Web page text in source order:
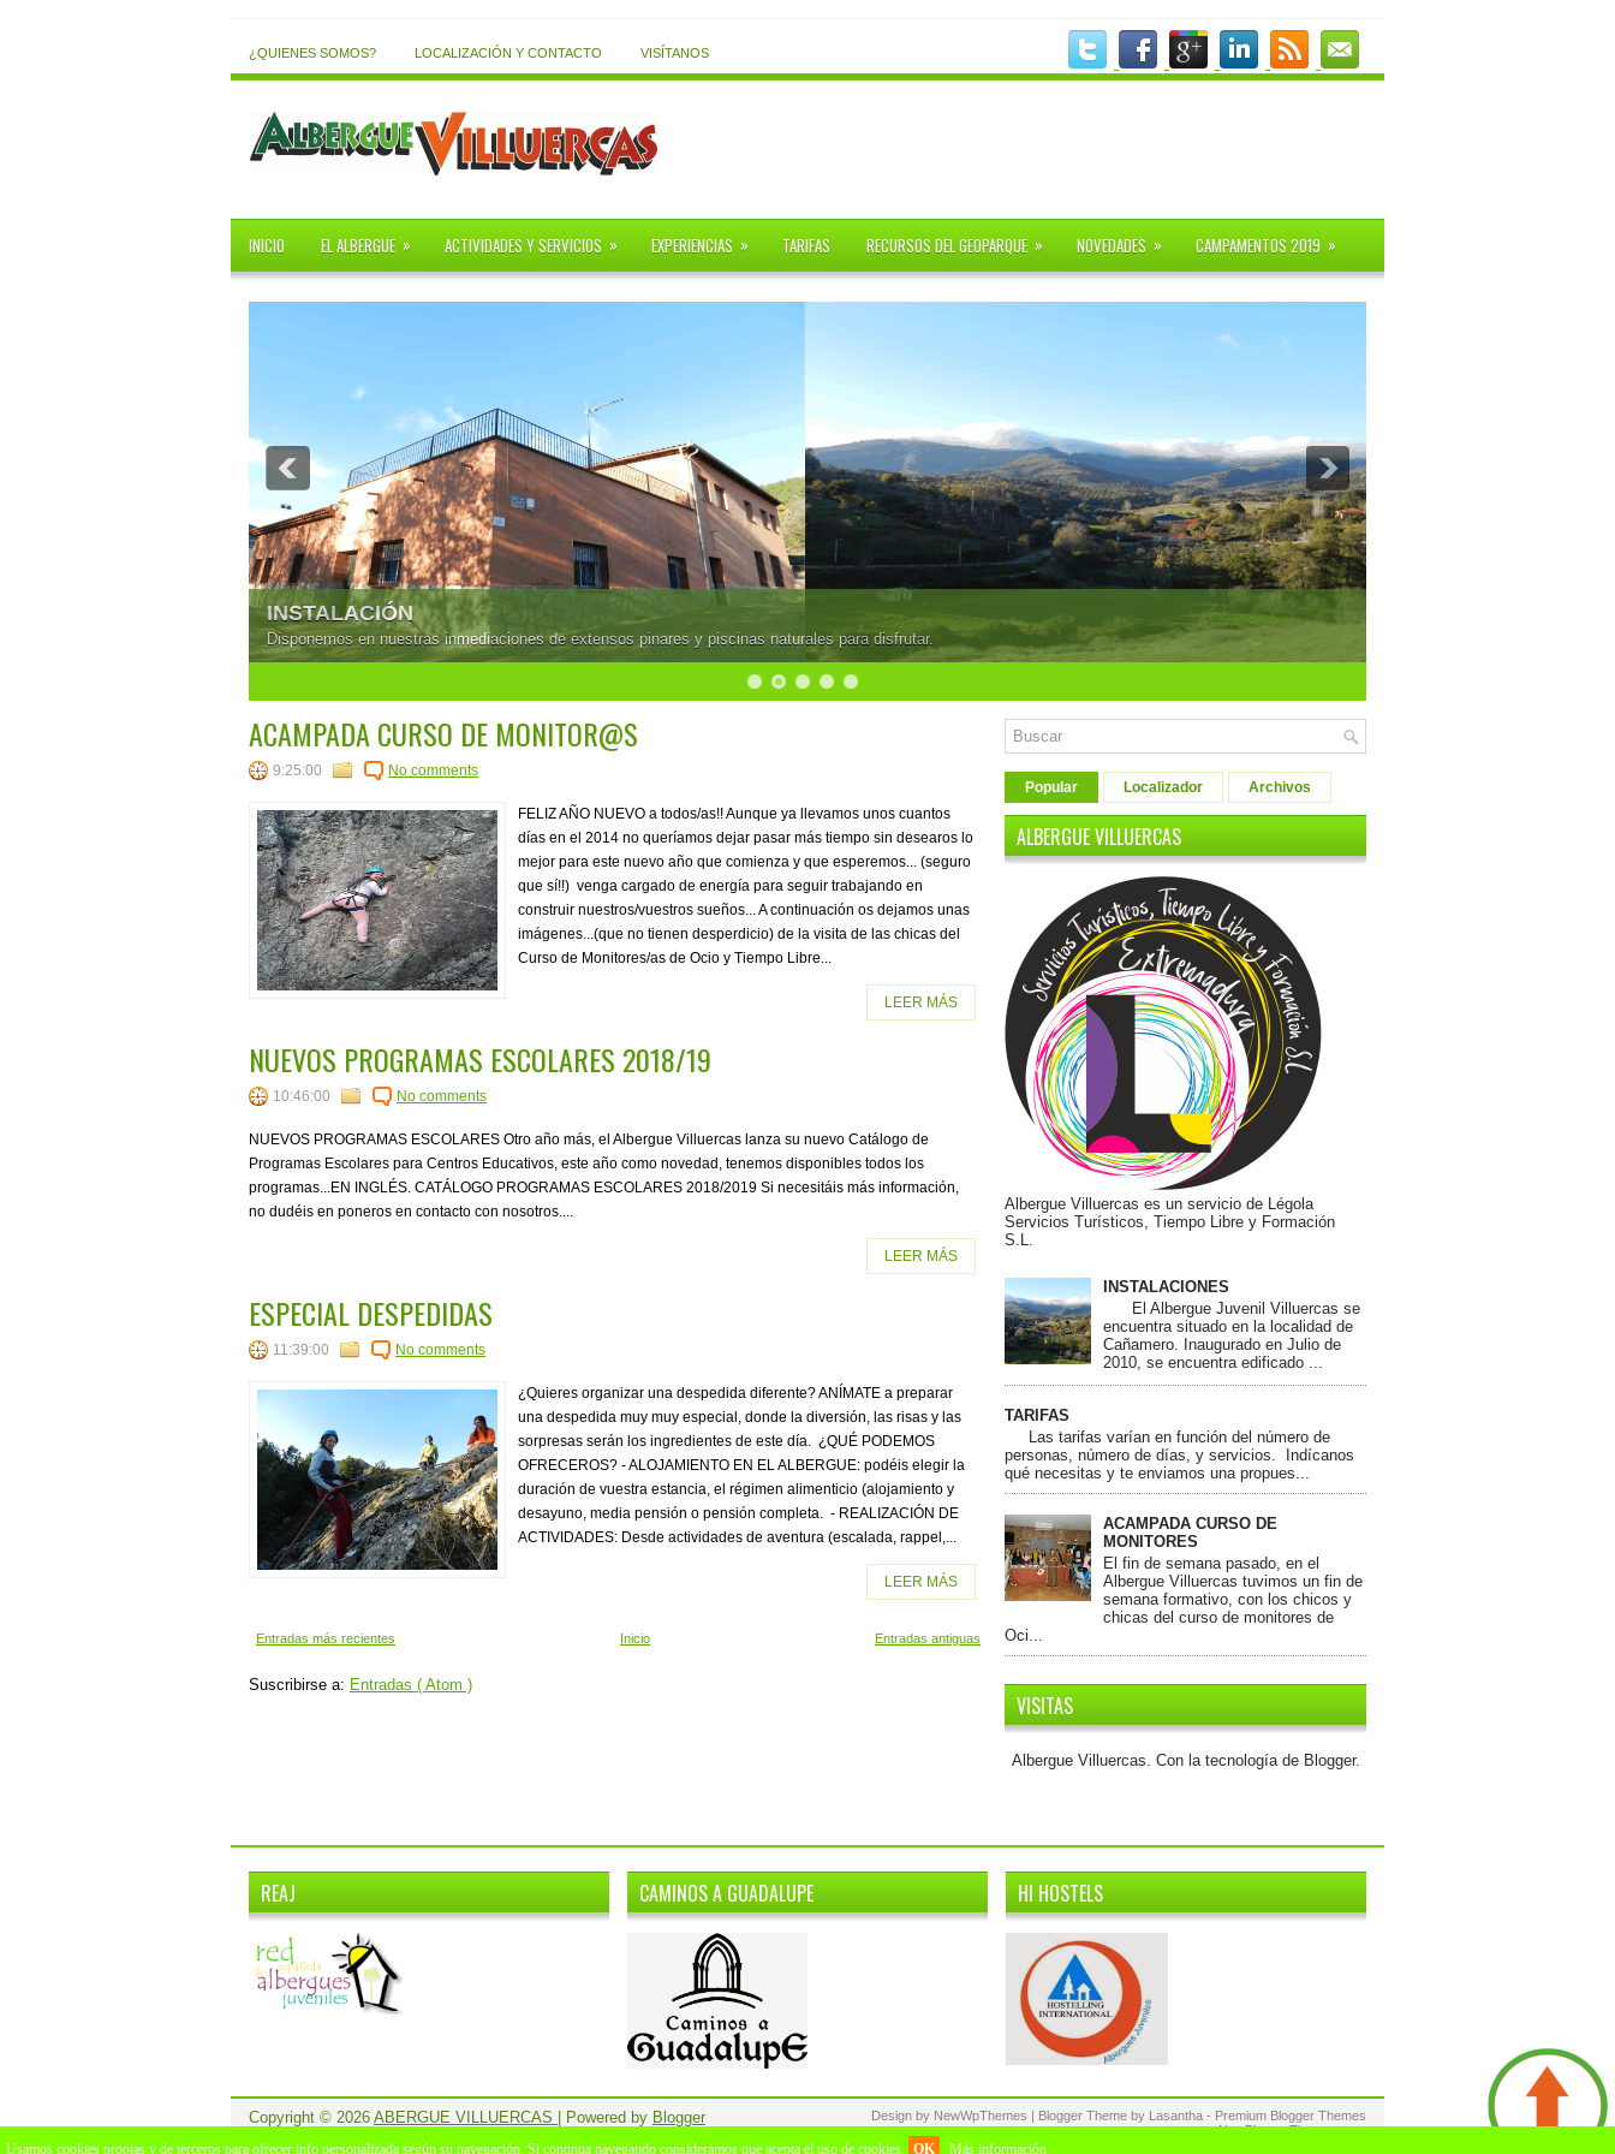
¿QUIENES SOMOS? LOCALIZACIÓN Y CONTACTO VISÍTANOS
INICIO EL ALBERGUE » ACTIVIDADES Y SERVICIOS » EXPERIENCIAS » TARIFAS RECURSOS DEL GEOPARQUE » NOVEDADES » CAMPAMENTOS 2019 »
INSTALACIÓN
Disponemos en nuestras inmediaciones de extensos pinares y piscinas naturales para disfrutar.
ACAMPADA CURSO DE MONITOR@S
9:25:00 No comments
FELIZ AÑO NUEVO a todos/as!! Aunque ya llevamos unos cuantos
días en el 2014 no queríamos dejar pasar más tiempo sin desearos lo
mejor para este nuevo año que comienza y que esperemos... (seguro
que sí!!) venga cargado de energía para seguir trabajando en
construir nuestros/vuestros sueños... A continuación os dejamos unas
imágenes...(que no tienen desperdicio) de la visita de las chicas del
Curso de Monitores/as de Ocio y Tiempo Libre...
LEER MÁS
NUEVOS PROGRAMAS ESCOLARES 2018/19
10:46:00 No comments
NUEVOS PROGRAMAS ESCOLARES Otro año más, el Albergue Villuercas lanza su nuevo Catálogo de
Programas Escolares para Centros Educativos, este año como novedad, tenemos disponibles todos los
programas...EN INGLÉS. CATÁLOGO PROGRAMAS ESCOLARES 2018/2019 Si necesitáis más información,
no dudéis en poneros en contacto con nosotros....
LEER MÁS
ESPECIAL DESPEDIDAS
11:39:00 No comments
¿Quieres organizar una despedida diferente? ANÍMATE a preparar
una despedida muy muy especial, donde la diversión, las risas y las
sorpresas serán los ingredientes de este día. ¿QUÉ PODEMOS
OFRECEROS? - ALOJAMIENTO EN EL ALBERGUE: podéis elegir la
duración de vuestra estancia, el régimen alimenticio (alojamiento y
desayuno, media pensión o pensión completa. - REALIZACIÓN DE
ACTIVIDADES: Desde actividades de aventura (escalada, rappel,...
LEER MÁS
Entradas más recientes Entradas antiguas
Inicio
Suscribirse a: Entradas ( Atom )
Popular Localizador Archivos
ALBERGUE VILLUERCAS
Albergue Villuercas es un servicio de Légola
Servicios Turísticos, Tiempo Libre y Formación
S.L.
Usamos cookies propias y de terceros para ofrecer info personalizada según su navegación. Si continua navegando consideramos que acepta el uso de cookies. OK Más información
INSTALACIONES
El Albergue Juvenil Villuercas se
encuentra situado en la localidad de
Cañamero. Inaugurado en Julio de
2010, se encuentra edificado ...
TARIFAS
Las tarifas varían en función del número de
personas, número de días, y servicios. Indícanos
qué necesitas y te enviamos una propues...
ACAMPADA CURSO DE
MONITORES
El fin de semana pasado, en el
Albergue Villuercas tuvimos un fin de
semana formativo, con los chicos y
chicas del curso de monitores de
Oci...
VISITAS
Albergue Villuercas. Con la tecnología de Blogger.
REAJ CAMINOS A GUADALUPE HI HOSTELS
Copyright © 2026 ABERGUE VILLUERCAS | Powered by Blogger Design by NewWpThemes | Blogger Theme by Lasantha - Premium Blogger Themes
NewBloggerThemes.com